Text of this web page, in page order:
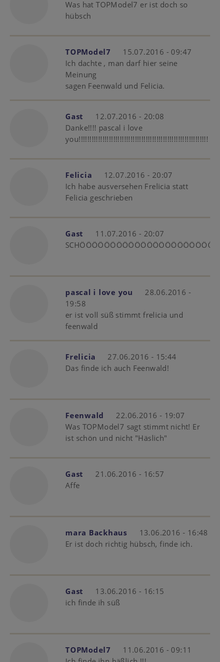
Was hat TOPModel7 er ist doch so
hübsch
TOPModel7
15.07.2016 - 09:47
Ich dachte , man darf hier seine
Meinung
sagen Feenwald und Felicia.
Gast
12.07.2016 - 20:08
Danke!!!! pascal i love
you!!!!!!!!!!!!!!!!!!!!!!!!!!!!!!!!!!!!!!!!!!!!!!!!!!!!!!!!!!!!
Felicia
12.07.2016 - 20:07
Ich habe ausversehen Frelicia statt
Felicia geschrieben
Gast
11.07.2016 - 20:07
pascal i love you
28.06.2016 -
19:58
er ist voll süß stimmt frelicia und
feenwald
Frelicia
27.06.2016 - 15:44
Das finde ich auch Feenwald!
Feenwald
22.06.2016 - 19:07
Was TOPModel7 sagt stimmt nicht! Er
ist schön und nicht "Häslich"
Gast
21.06.2016 - 16:57
Affe
mara Backhaus
13.06.2016 - 16:48
Er ist doch richtig hübsch, finde ich.
Gast
13.06.2016 - 16:15
ich finde ih süß
TOPModel7
11.06.2016 - 09:11